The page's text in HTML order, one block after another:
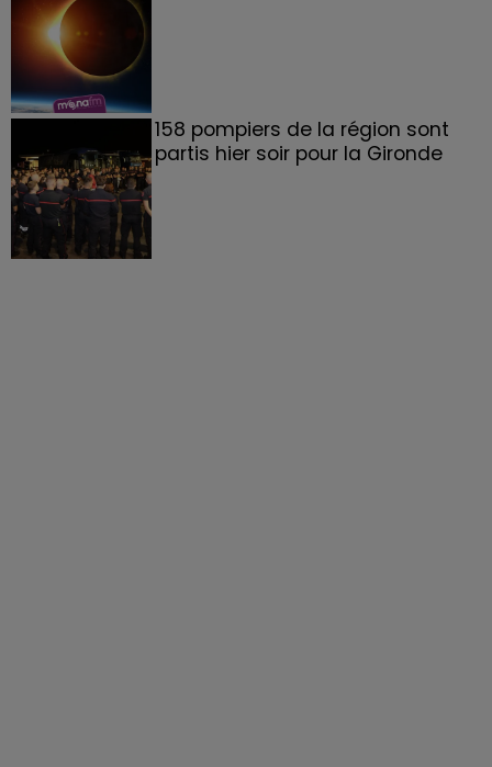
158 pompiers de la région sont
partis hier soir pour la Gironde